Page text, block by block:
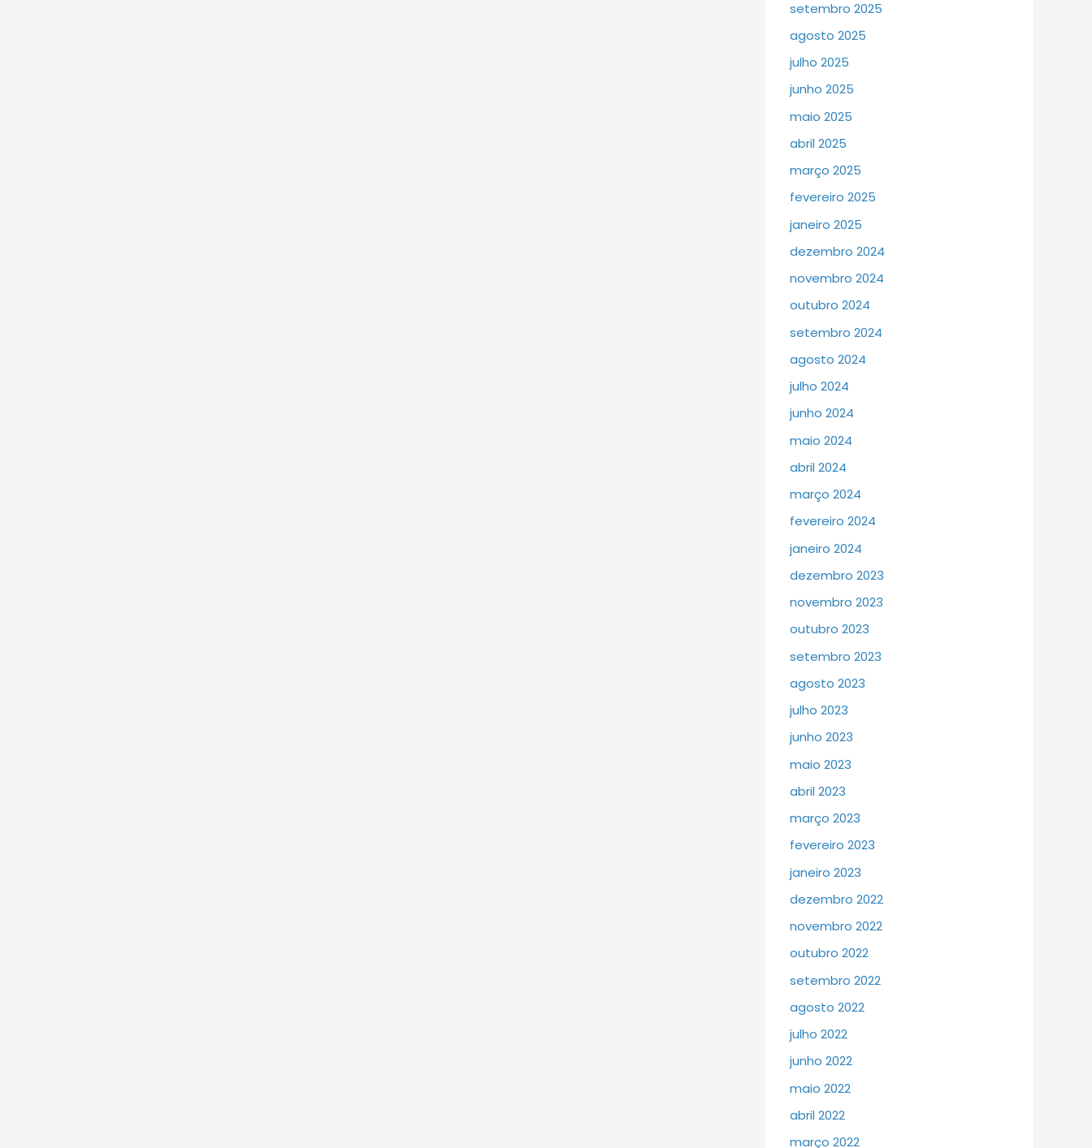
setembro 2025
agosto 2025
julho 2025
junho 2025
maio 2025
abril 2025
março 2025
fevereiro 2025
janeiro 2025
dezembro 2024
novembro 2024
outubro 2024
setembro 2024
agosto 2024
julho 2024
junho 2024
maio 2024
abril 2024
março 2024
fevereiro 2024
janeiro 2024
dezembro 2023
novembro 2023
outubro 2023
setembro 2023
agosto 2023
julho 2023
junho 2023
maio 2023
abril 2023
março 2023
fevereiro 2023
janeiro 2023
dezembro 2022
novembro 2022
outubro 2022
setembro 2022
agosto 2022
julho 2022
junho 2022
maio 2022
abril 2022
março 2022